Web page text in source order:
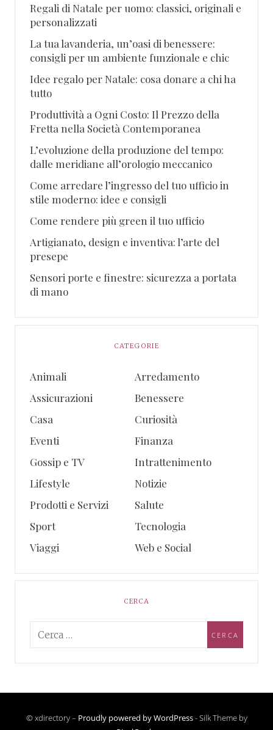
Regali di Natale per uomo: classici, originali e
personalizzati
La tua lavanderia, un’oasi di benessere:
consigli per un ambiente funzionale e chic
Idee regalo per Natale: cosa donare a chi ha
tutto
Produttività a Ogni Costo: Il Prezzo della
Fretta nella Società Contemporanea
L’evoluzione della produzione del tempo:
dalle meridiane all’orologio meccanico
Come arredare l’ingresso del tuo ufficio in
stile moderno: idee e consigli
Come rendere più green il tuo ufficio
Artigianato, design e inventiva: l’arte del
presepe
Sensori porte e finestre: sicurezza a portata
di mano
CATEGORIE
Animali
Arredamento
Assicurazioni
Benessere
Casa
Curiosità
Eventi
Finanza
Gossip e TV
Intrattenimento
Lifestyle
Notizie
Prodotti e Servizi
Salute
Sport
Tecnologia
Viaggi
Web e Social
CERCA
© xdirectory – Proudly powered by WordPress-Silk Theme by